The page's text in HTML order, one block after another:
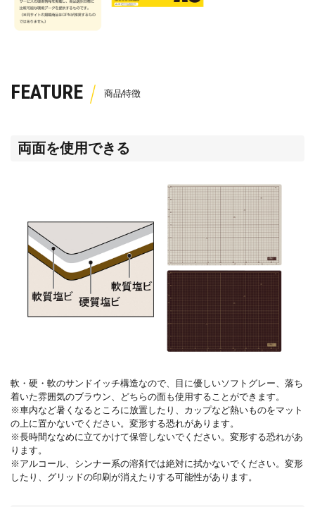
FEATURE
両面を使用できる
軟・硬・軟のサンドイッチ構造なので、目に優しいソフトグレー、落ち
着いた雰囲気のブラウン、どちらの面も使用することができます。
※車内など暑くなるところに放置したり、カップなど熱いものをマット
の上に置かないでください。変形する恐れがあります。
※長時間ななめに立てかけて保管しないでください。変形する恐れがあ
ります。
※アルコール、シンナー系の溶剤では絶対に拭かないでください。変形
したり、グリッドの印刷が消えたりする可能性があります。